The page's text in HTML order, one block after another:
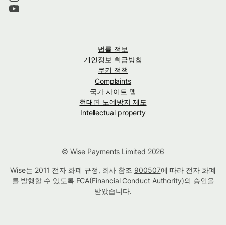
법률 정보
개인정보 취급방침
쿠키 정책
Complaints
국가 사이트 맵
현대판 노예방지 제도
Intellectual property
© Wise Payments Limited 2026
Wise는 2011 전자 화폐 규정, 회사 참조 900507에 따라 전자 화폐
를 발행할 수 있도록 FCA(Financial Conduct Authority)의 승인을
받았습니다.